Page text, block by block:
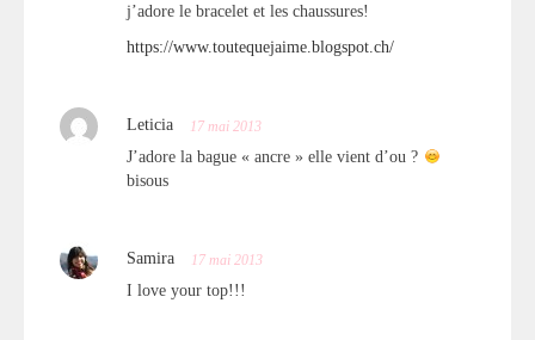
j’adore le bracelet et les chaussures!
https://www.toutequejaime.blogspot.ch/
Leticia 17 mai 2013
J’adore la bague « ancre » elle vient d’ou ?
bisous
Samira 17 mai 2013
I love your top!!!